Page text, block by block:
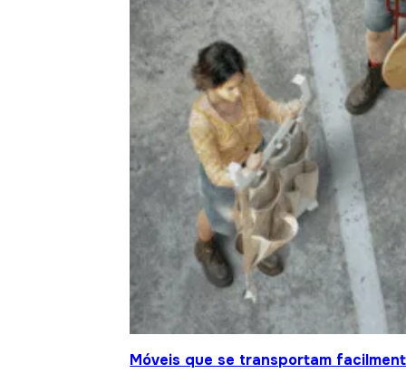
Móveis que se transportam